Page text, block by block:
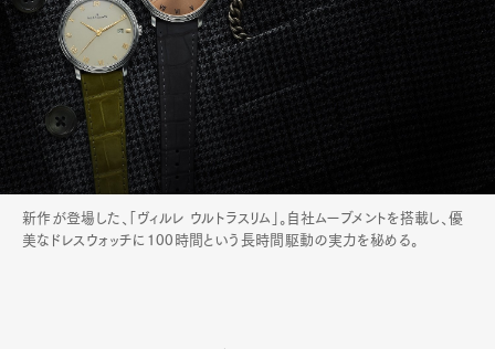
新作が登場した、「ヴィルレ ウルトラスリム」。自社ムーブメントを搭載し、優
美なドレスウォッチに100時間という長時間駆動の実力を秘める。